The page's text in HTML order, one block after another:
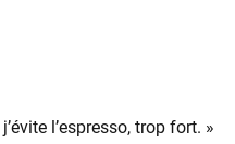
l’espresso, trop fort. »